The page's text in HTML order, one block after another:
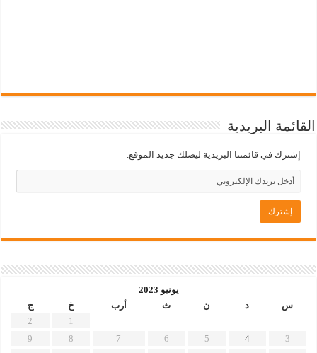
القائمة البريدية
إشترك في قائمتنا البريدية ليصلك جديد الموقع.
يونيو 2023
س
د ن ث أرب خ
ج
1
2
3
4
5
6
7
8
9